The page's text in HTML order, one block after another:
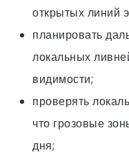
открытых линий
планировать
локальных
видимости;
проверять
что грозовые
дня;